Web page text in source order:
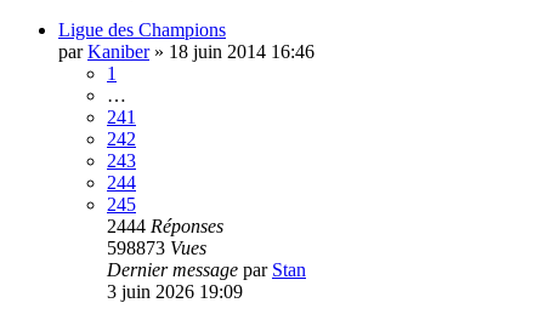
Ligue des Champions
parKaniber» 18 juin 2014 16:46
1
…
241
242
243
244
245
2444 Réponses
598873 Vues
Dernier message par Stan
3 juin 2026 19:09